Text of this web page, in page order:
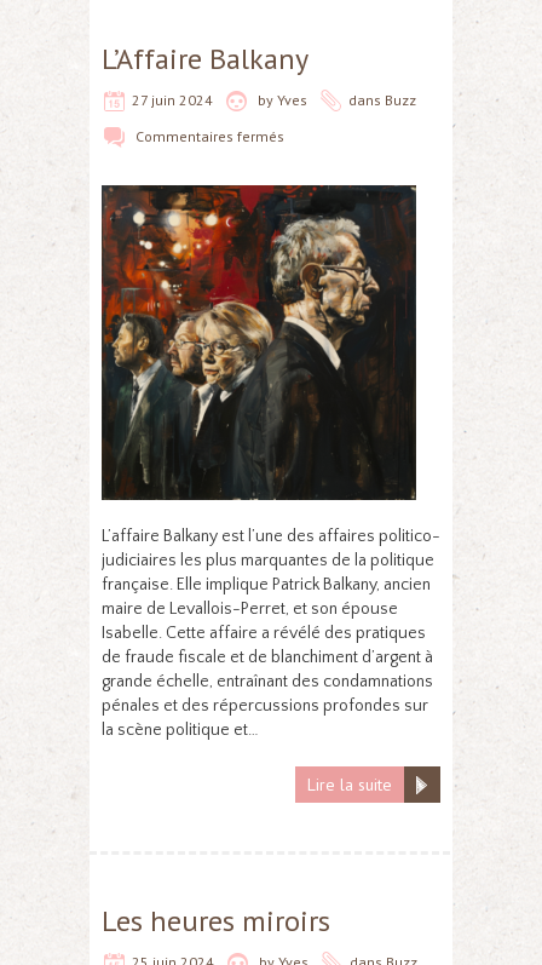
L’Affaire Balkany
27 juin 2024 by Yves dans Buzz
Commentaires fermés
L’affaire Balkany est l’une des affaires politico-
judiciaires les plus marquantes de la politique
française. Elle implique Patrick Balkany, ancien
maire de Levallois-Perret, et son épouse
Isabelle. Cette affaire a révélé des pratiques
de fraude fiscale et de blanchiment d’argent à
grande échelle, entraînant des condamnations
pénales et des répercussions profondes sur
la scène politique et…
Lire la suite
Les heures miroirs